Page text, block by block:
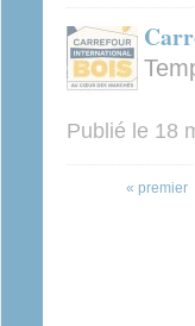
Publié le 18
« premier